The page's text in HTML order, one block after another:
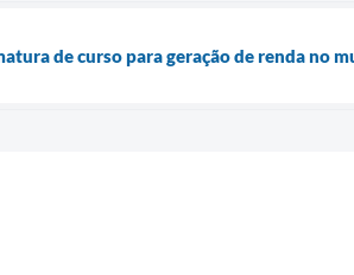
de curso para geração de renda no